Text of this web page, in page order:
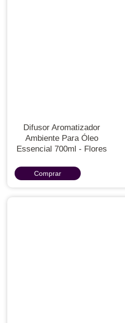
Difusor Aromatizador
Ambiente Para Óleo
Essencial 700ml - Flores
Comprar